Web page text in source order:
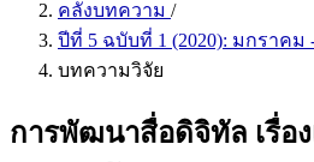
คลังบทความ /
ปีที่ 5 ฉบับที่ 1 (2020): มกราคม
บทความวิจัย
การพัฒนาสื่อดิจิทัล เรื่อ